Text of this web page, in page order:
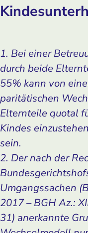
1. Bei einer
durch beide
55% kann von
paritätischen
Elternteile quotal
Kindes
sein.
2. Der nach der
Umgangssachen
2017 – BGH Az.:
31) anerkannte